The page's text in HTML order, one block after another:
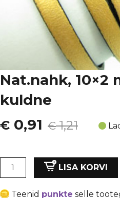
Nat.nahk, 10×2
kuldne
€1,21
Algne
oli:
€ 1,21.
€ 0,91
Current
is:
€ 0,91.
Nat.nahk,
LISA KORVI
Teenid punkte selle